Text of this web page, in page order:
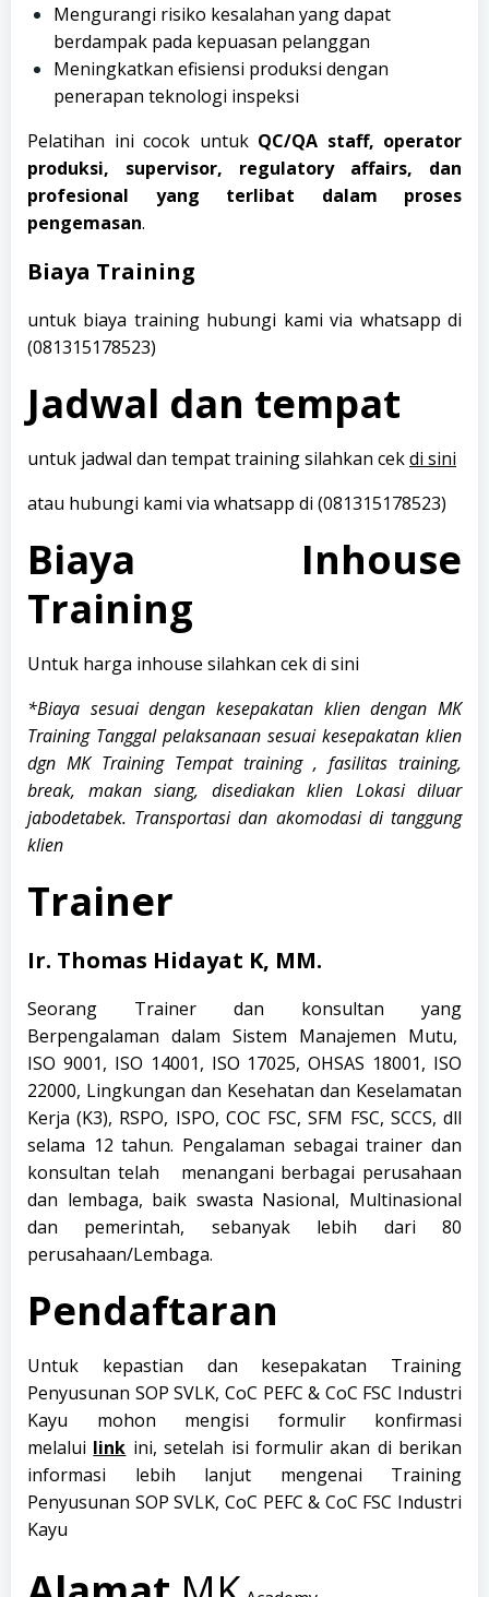
Mengurangi risiko kesalahan yang dapat
berdampak pada kepuasan pelanggan
Meningkatkan efisiensi produksi dengan
penerapan teknologi inspeksi
Pelatihan ini cocok untuk QC/QA staff, operator
produksi, supervisor, regulatory affairs, dan
profesional yang terlibat dalam proses
pengemasan.
Biaya Training
untuk biaya training hubungi kami via whatsapp di
(081315178523)
Jadwal dan tempat
untuk jadwal dan tempat training silahkan cekdi sini
atau hubungi kami via whatsapp di (081315178523)
Biaya Inhouse
Training
Untuk harga inhouse silahkan cekdi sini
*Biaya sesuai dengan kesepakatan klien dengan MK
Training Tanggal pelaksanaan sesuai kesepakatan klien
dgn MK Training Tempat training , fasilitas training,
break, makan siang, disediakan klien Lokasi diluar
jabodetabek. Transportasi dan akomodasi di tanggung
klien
Trainer
Ir. Thomas Hidayat K, MM.
Seorang Trainer dan konsultan yang
Berpengalaman dalam Sistem Manajemen Mutu,
ISO 9001, ISO 14001, ISO 17025, OHSAS 18001, ISO
22000, Lingkungan dan Kesehatan dan Keselamatan
Kerja (K3), RSPO, ISPO, COC FSC, SFM FSC, SCCS, dll
selama 12 tahun. Pengalaman sebagai trainer dan
konsultan telah menangani berbagai perusahaan
dan lembaga, baik swasta Nasional, Multinasional
dan pemerintah, sebanyak lebih dari 80
perusahaan/Lembaga.
Pendaftaran
Untuk kepastian dan kesepakatan Training
Penyusunan SOP SVLK, CoC PEFC & CoC FSC Industri
Kayu mohon mengisi formulir konfirmasi
melalui link ini, setelah isi formulir akan di berikan
informasi lebih lanjut mengenai Training
Penyusunan SOP SVLK, CoC PEFC & CoC FSC Industri
Kayu